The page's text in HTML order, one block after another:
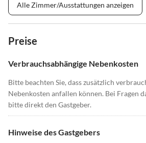
Alle Zimmer/Ausstattungen anzeigen
Preise
Verbrauchsabhängige Nebenkosten
Bitte beachten Sie, dass zusätzlich
Nebenkosten anfallen können. Bei Fragen
bitte direkt den Gastgeber.
Hinweise des Gastgebers